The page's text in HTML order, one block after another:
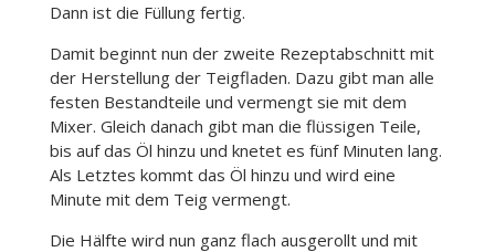
Dann ist die Füllung fertig.
Damit beginnt nun der zweite Rezeptabschnitt mit
der Herstellung der Teigfladen. Dazu gibt man alle
festen Bestandteile und vermengt sie mit dem
Mixer. Gleich danach gibt man die flüssigen Teile,
bis auf das Öl hinzu und knetet es fünf Minuten lang.
Als Letztes kommt das Öl hinzu und wird eine
Minute mit dem Teig vermengt.
Die Hälfte wird nun ganz flach ausgerollt und mit